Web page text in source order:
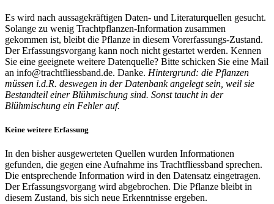
Es wird nach aussagekräftigen Daten- und Literaturquellen gesucht.
Solange zu wenig Trachtpflanzen-Information zusammen
gekommen ist, bleibt die Pflanze in diesem Vorerfassungs-Zustand.
Der Erfassungsvorgang kann noch nicht gestartet werden. Kennen
Sie eine geeignete weitere Datenquelle? Bitte schicken Sie eine Mail
an info@trachtfliessband.de. Danke. Hintergrund: die Pflanzen
müssen i.d.R. deswegen in der Datenbank angelegt sein, weil sie
Bestandteil einer Blühmischung sind. Sonst taucht in der
Blühmischung ein Fehler auf.
Keine weitere Erfassung
In den bisher ausgewerteten Quellen wurden Informationen
gefunden, die gegen eine Aufnahme ins Trachtfliessband sprechen.
Die entsprechende Information wird in den Datensatz eingetragen.
Der Erfassungsvorgang wird abgebrochen. Die Pflanze bleibt in
diesem Zustand, bis sich neue Erkenntnisse ergeben.